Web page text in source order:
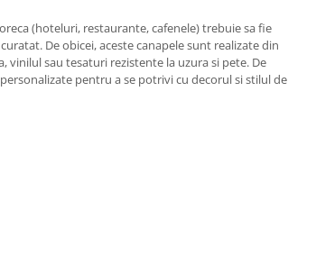
(hoteluri, restaurante, cafenele) trebuie sa fie
De obicei, aceste canapele sunt realizate din
vinilul sau tesaturi rezistente la uzura si pete. De
pentru a se potrivi cu decorul si stilul de